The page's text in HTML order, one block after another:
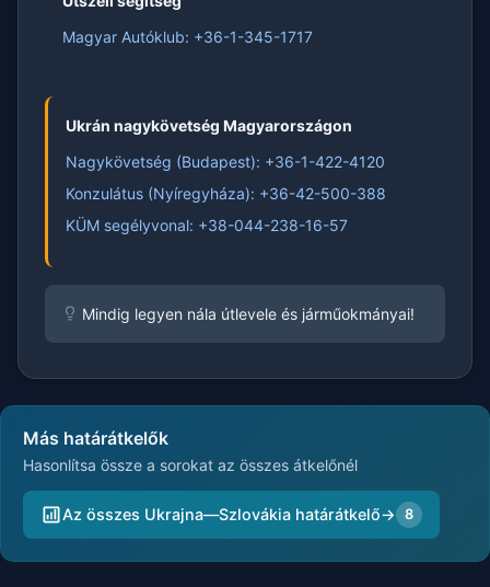
Magyar Autóklub: +36-1-345-1717
Ukrán nagykövetség Magyarországon
Nagykövetség (Budapest): +36-1-422-4120
Konzulátus (Nyíregyháza): +36-42-500-388
KÜM segélyvonal: +38-044-238-16-57
Mindig legyen nála útlevele és járműokmányai!
Más határátkelők
Hasonlítsa össze a sorokat az összes átkelőnél
Az összes Ukrajna—Szlovákia határátkelő→ 8